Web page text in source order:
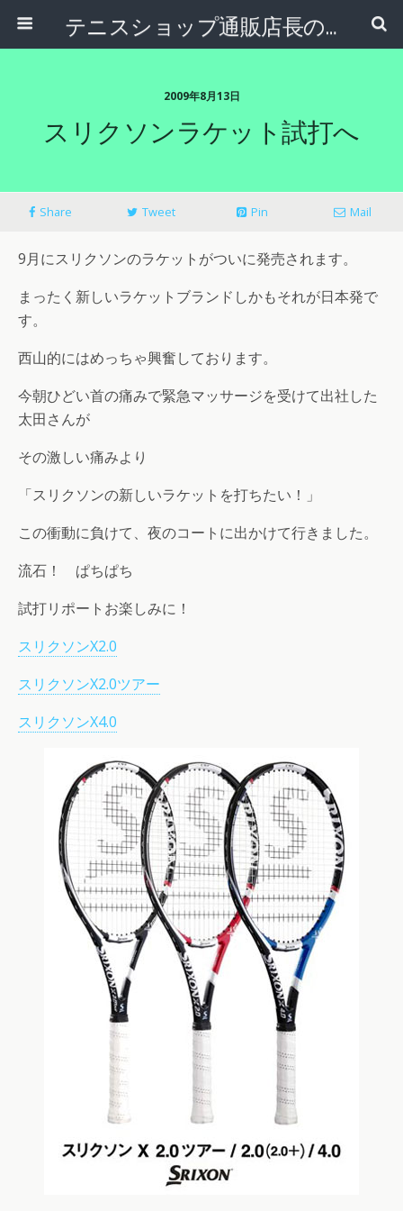
テニスショップ通販店長のブログ＠テニスショップLAFINO 西山克久
2009年8月13日
スリクソンラケット試打へ
Share Tweet Pin Mail
9月にスリクソンのラケットがついに発売されます。
まったく新しいラケットブランドしかもそれが日本発で
す。
西山的にはめっちゃ興奮しております。
今朝ひどい首の痛みで緊急マッサージを受けて出社した
太田さんが
その激しい痛みより
「スリクソンの新しいラケットを打ちたい！」
この衝動に負けて、夜のコートに出かけて行きました。
流石！ ぱちぱち
試打リポートお楽しみに！
スリクソンX2.0
スリクソンX2.0ツアー
スリクソンX4.0